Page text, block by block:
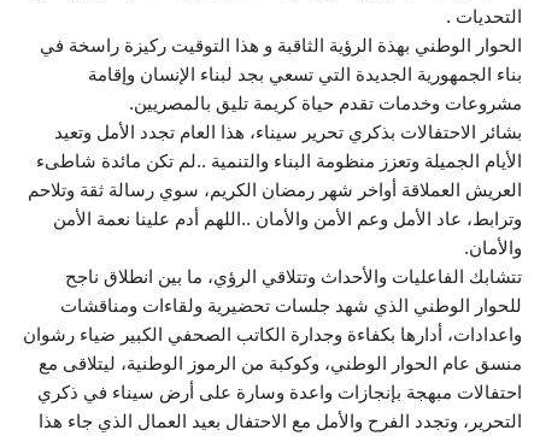
التحديات .
الحوار الوطني بهذة الرؤية الثاقبة و هذا التوقيت ركيزة راسخة في
بناء الجمهورية الجديدة التي تسعي بجد لبناء الإنسان وإقامة
مشروعات وخدمات تقدم حياة كريمة تليق بالمصريين.
بشائر الاحتفالات بذكري تحرير سيناء، هذا العام تجدد الأمل وتعيد
الأيام الجميلة وتعزز منظومة البناء والتنمية ..لم تكن مائدة شاطىء
العريش العملاقة أواخر شهر رمضان الكريم، سوي رسالة ثقة وتلاحم
وترابط، عاد الأمل وعم الأمن والأمان ..اللهم أدم علينا نعمة الأمن
والأمان.
تتشابك الفاعليات والأحداث وتتلاقي الرؤي، ما بين انطلاق ناجح
للحوار الوطني الذي شهد جلسات تحضيرية ولقاءات ومناقشات
واعدادات، أدارها بكفاءة وجدارة الكاتب الصحفي الكبير ضياء رشوان
منسق عام الحوار الوطني، وكوكبة من الرموز الوطنية، ليتلاقى مع
احتفالات مبهجة بإنجازات واعدة وسارة على أرض سيناء في ذكري
التحرير، وتجدد الفرح والأمل مع الاحتفال بعيد العمال الذي جاء هذا